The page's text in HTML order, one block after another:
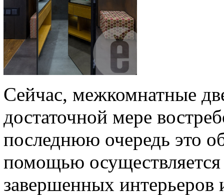
Сейчас, межкомнатные
достаточной мере
последнюю очередь это
помощью
завершенных интерьеров